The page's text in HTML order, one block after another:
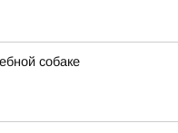
собаке